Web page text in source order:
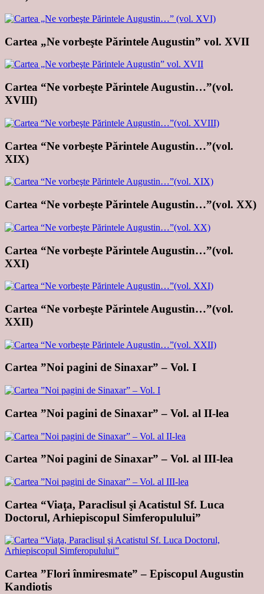
Cartea „Ne vorbeşte Părintele Augustin” vol. XVII
Cartea “Ne vorbeşte Părintele Augustin…”(vol.
XVIII)
Cartea “Ne vorbeşte Părintele Augustin…”(vol.
XIX)
Cartea “Ne vorbeşte Părintele Augustin…”(vol. XX)
Cartea “Ne vorbeşte Părintele Augustin…”(vol.
XXI)
Cartea “Ne vorbeşte Părintele Augustin…”(vol.
XXII)
Cartea ”Noi pagini de Sinaxar” – Vol. I
Cartea ”Noi pagini de Sinaxar” – Vol. al II-lea
Cartea ”Noi pagini de Sinaxar” – Vol. al III-lea
Cartea “Viaţa, Paraclisul şi Acatistul Sf. Luca
Doctorul, Arhiepiscopul Simferopulului”
Cartea ”Flori înmiresmate” – Episcopul Augustin
Kandiotis